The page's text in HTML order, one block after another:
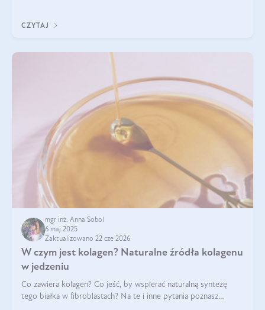
CZYTAJ
mgr inż. Anna Sobol
6 maj 2025
Zaktualizowano 22 cze 2026
W czym jest kolagen? Naturalne źródła kolagenu
w jedzeniu
Co zawiera kolagen? Co jeść, by wspierać naturalną syntezę
tego białka w fibroblastach? Na te i inne pytania poznasz